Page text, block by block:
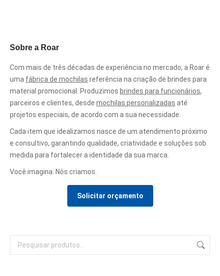
Sobre a Roar
Com mais de três décadas de experiência no mercado, a Roar é
uma fábrica de mochilas referência na criação de brindes para
material promocional. Produzimos brindes para funcionários,
parceiros e clientes, desde mochilas personalizadas até
projetos especiais, de acordo com a sua necessidade.
Cada item que idealizamos nasce de um atendimento próximo
e consultivo, garantindo qualidade, criatividade e soluções sob
medida para fortalecer a identidade da sua marca.
Você imagina. Nós criamos.
Solicitar orçamento